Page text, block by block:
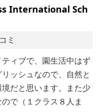
International Sch
ミ
ィブで、園生活中はず
ッシュなので、自然と
だと思います。また少
で（１クラス８人ま